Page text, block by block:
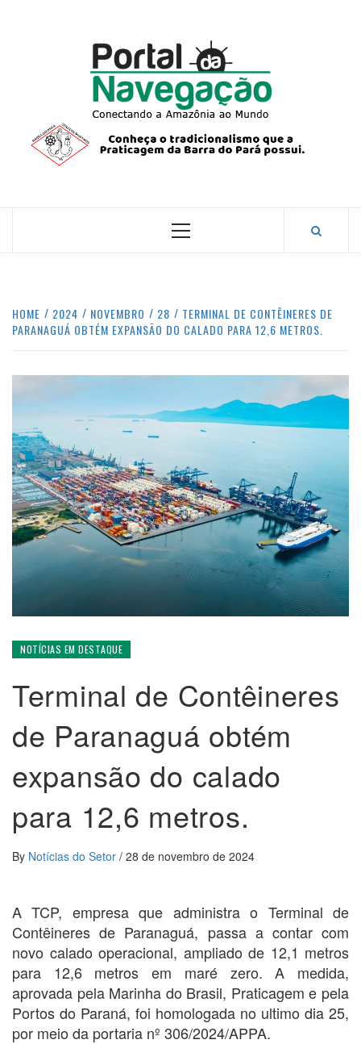
CONECTANDO A AMAZÔNIA COM O MUNDO.
Primary
HOME 2024 NOVEMBRO 28
TERMINAL DE CONTÊINERES DE
PARANAGUÁ OBTÉM EXPANSÃO DO CALADO PARA 12,6 METROS.
NOTÍCIAS EM DESTAQUE
Terminal de Contêineres
de Paranaguá obtém
expansão do calado
para 12,6 metros.
By Notícias do Setor / 28 de novembro de 2024
A TCP, empresa que administra o Terminal de
Contêineres de Paranaguá, passa a contar com
novo calado operacional, ampliado de 12,1 metros
para 12,6 metros em maré zero. A medida,
aprovada pela Marinha do Brasil, Praticagem e pela
Portos do Paraná, foi homologada no ultimo dia 25,
por meio da portaria nº 306/2024/APPA.